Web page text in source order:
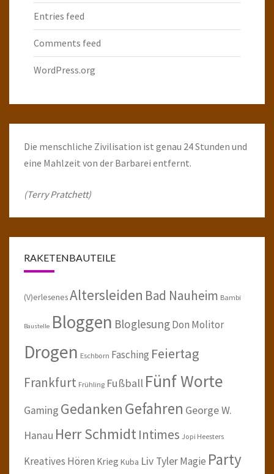
Entries feed
Comments feed
WordPress.org
Die menschliche Zivilisation ist genau 24 Stunden und
eine Mahlzeit von der Barbarei entfernt.
(Terry Pratchett)
RAKETENBAUTEILE
(V)erlesenesAltersleiden Bad Nauheim Bambi
Baustelle Bloggen BloglesungDon Molitor
Drogen Eschborn Fasching Feiertag
Frankfurt Frühling Fußball Fünf Worte
Gaming GedankenGefahren George W.
Hanau Herr SchmidtIntimes Jopi Heesters
Kreatives Hören Krieg Kuba Liv TylerMagie Party